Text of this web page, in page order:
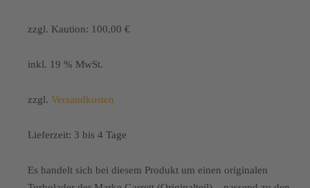
zzgl. Kaution: 100,00 €
inkl. 19 % MwSt.
zzgl. Versandkosten
Lieferzeit: 3 bis 4 Tage
Es handelt sich bei diesem Produkt um einen originalen